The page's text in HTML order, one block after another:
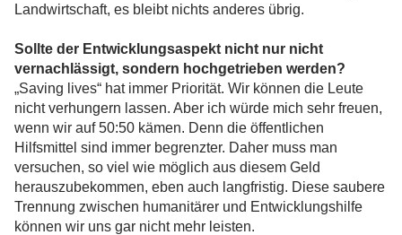
Landwirtschaft, es bleibt nichts anderes übrig.
Sollte der Entwicklungsaspekt nicht nur nicht
vernachlässigt, sondern hochgetrieben werden?
„Saving lives“ hat immer Priorität. Wir können die Leute
nicht verhungern lassen. Aber ich würde mich sehr freuen,
wenn wir auf 50:50 kämen. Denn die öffentlichen
Hilfsmittel sind immer begrenzter. Daher muss man
versuchen, so viel wie möglich aus diesem Geld
herauszubekommen, eben auch langfristig. Diese saubere
Trennung zwischen humanitärer und Entwicklungshilfe
können wir uns gar nicht mehr leisten.